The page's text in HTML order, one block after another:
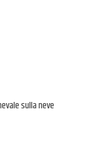
sulla neve